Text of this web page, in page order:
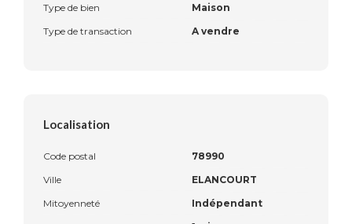
Type de bien
Maison
Type de transaction
A vendre
Localisation
Code postal
78990
Ville
ELANCOURT
Mitoyenneté
Indépendant